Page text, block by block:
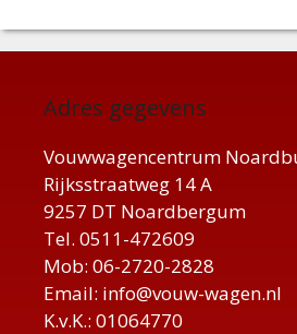
Adres gegevens
Vouwwagencentrum
Rijksstraatweg 14 A
9257 DT Noardbergum
Tel. 0511-472609
Mob: 06-2720-2828
Email: info@vouw-wagen.nl
K.v.K.: 01064770